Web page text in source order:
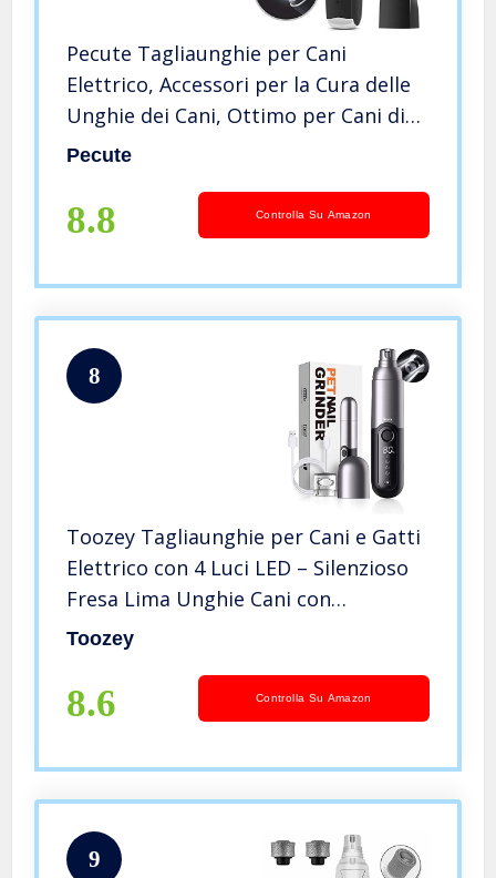
Pecute Tagliaunghie per Cani
Elettrico, Accessori per la Cura delle
Unghie dei Cani, Ottimo per Cani di
Taglia Media e Grande, con Ricarica
(Confezione da 1)
Pecute
8.8 Controlla Su Amazon
8
Toozey Tagliaunghie per Cani e Gatti
Elettrico con 4 Luci LED – Silenzioso
Fresa Lima Unghie Cani con
Cappuccio Antipolvere – Batteria
Toozey
8.6 Controlla Su Amazon
9